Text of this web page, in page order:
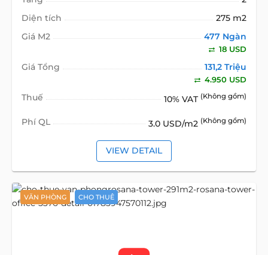
Diện tích
275 m2
Giá M2
477 Ngàn
18 USD
Giá Tổng 131,2 Triệu
4.950 USD
Thuế 10% VAT (Không gồm)
Phí QL 3.0 USD/m2 (Không gồm)
VIEW DETAIL
VĂN PHÒNG CHO THUÊ